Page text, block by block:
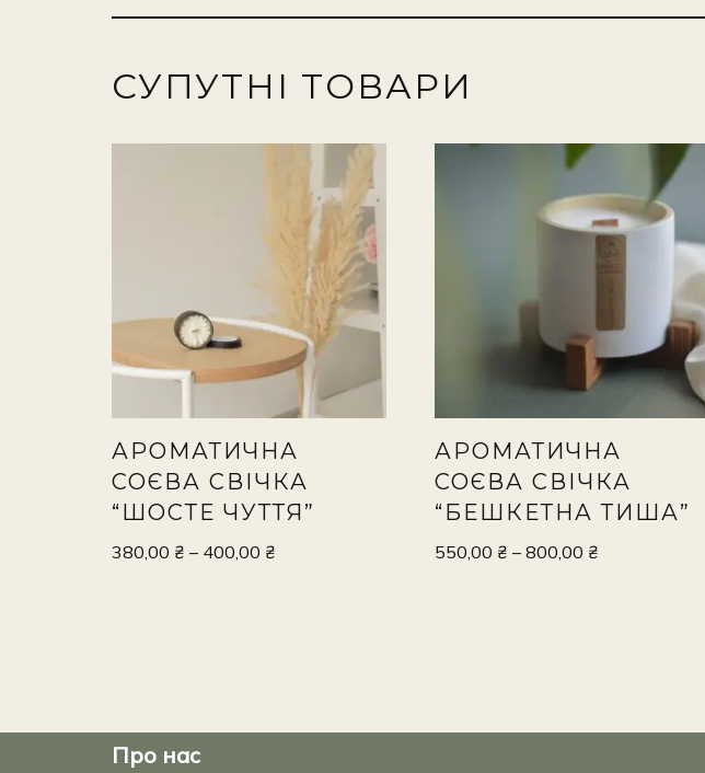
СУПУТНІ ТОВАРИ
АРОМАТИЧНА
СОЄВА СВІЧКА
“ШОСТЕ ЧУТТЯ”
380,00 ₴ – 400,00 ₴
АРОМАТИЧНА
СОЄВА СВІЧКА
“БЕШКЕТНА ТИША”
550,00 ₴ – 800,00 ₴
Про нас